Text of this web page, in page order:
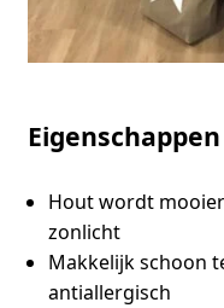
Hout wordt
zonlicht
Makkelijk schoon
antiallergisch